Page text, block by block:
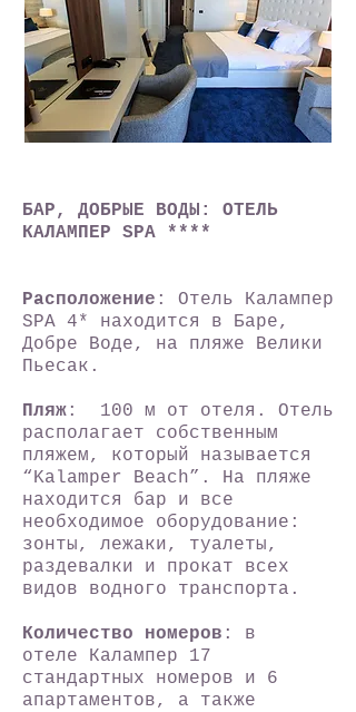
БАР, ДОБРЫЕ ВОДЫ: ОТЕЛЬ
КАЛАМПЕР SPA ****
Расположение : Отель Калампер
SPA 4* находится в Баре,
Добре Воде, на пляже Велики
Пьесак.
Пляж : 100 м от отеля. Отель
располагает собственным
пляжем, который называется
“Kalamper Beach”. На пляже
находится бар и все
необходимое оборудование:
зонты, лежаки, туалеты,
раздевалки и прокат всех
видов водного транспорта.
Количество номеров : в
отеле Калампер 17
стандартных номеров и 6
апартаментов, а также